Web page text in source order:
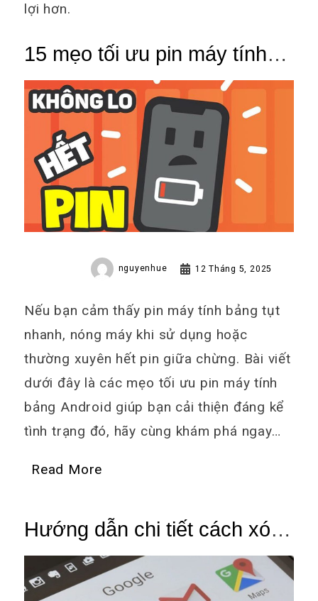
lợi hơn.
15 mẹo tối ưu pin máy tính
bảng Android hiệu quả nhất
nguyenhue 12 Tháng 5, 2025
Nếu bạn cảm thấy pin máy tính bảng tụt
nhanh, nóng máy khi sử dụng hoặc
thường xuyên hết pin giữa chừng. Bài viết
dưới đây là các mẹo tối ưu pin máy tính
bảng Android giúp bạn cải thiện đáng kể
tình trạng đó, hãy cùng khám phá ngay…
Read More
Hướng dẫn chi tiết cách xóa
tài khoản Google trên máy
tính bảng